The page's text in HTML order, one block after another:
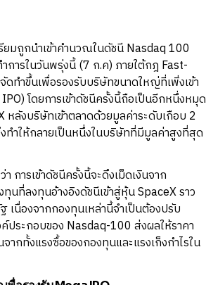
ยมถูกนำเข้าคำนวณในดัชนี Nasdaq 100
ารในวันพรุ่งนี้ (7 ก.ค) ภายใต้กฎ Fast-
ทำขึ้นเพื่อรองรับบริษัทขนาดใหญ่ที่เพิ่งเข้า
โดยการเข้าดัชนีครั้งนี้ถือเป็นอีกหนึ่งหมุด
ลังบริษัทเข้าตลาดด้วยมูลค่าระดับเกือบ 2
ทำให้กลายเป็นหนึ่งในบริษัทที่มีมูลค่าสูงที่สุด
า การเข้าดัชนีครั้งนี้จะดึงเม็ดเงินจาก
นที่ลงทุนอ้างอิงดัชนีเข้าสู่หุ้น SpaceX ราว
เนื่องจากกองทุนเหล่านี้จำเป็นต้องปรับ
ระกอบของ Nasdaq-100 ส่งผลให้ราคา
ากทั้งแรงซื้อของกองทุนและแรงเก็งกำไรใน